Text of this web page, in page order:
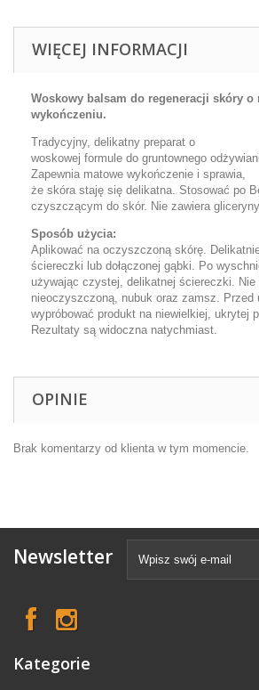
WIĘCEJ INFORMACJI
Woskowy balsam do regeneracji skóry o
wykończeniu.
Tradycyjny, delikatny preparat o
woskowej formule do gruntownego
Zapewnia matowe wykończenie i sprawia,
że skóra staję się delikatna. Stosować po
czyszczącym do skór. Nie zawiera
Sposób użycia:
Aplikować na oczyszczoną skórę.
ściereczki lub dołączonej gąbki. Po
używając czystej, delikatnej ściereczki.
nieoczyszczoną, nubuk oraz zamsz. Przed
wypróbować produkt na niewielkiej, ukrytej
Rezultaty są widoczna natychmiast.
OPINIE
Brak komentarzy od klienta w tym momencie.
Newsletter
Kategorie